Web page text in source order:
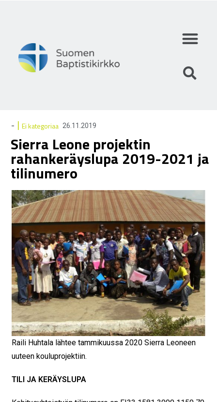
- | Ei kategoriaa 26.11.2019
Sierra Leone projektin
rahankeräyslupa 2019-2021 ja
tilinumero
Raili Huhtala lähtee tammikuussa 2020 Sierra Leoneen
uuteen kouluprojektiin.
TILI JA KERÄYSLUPA